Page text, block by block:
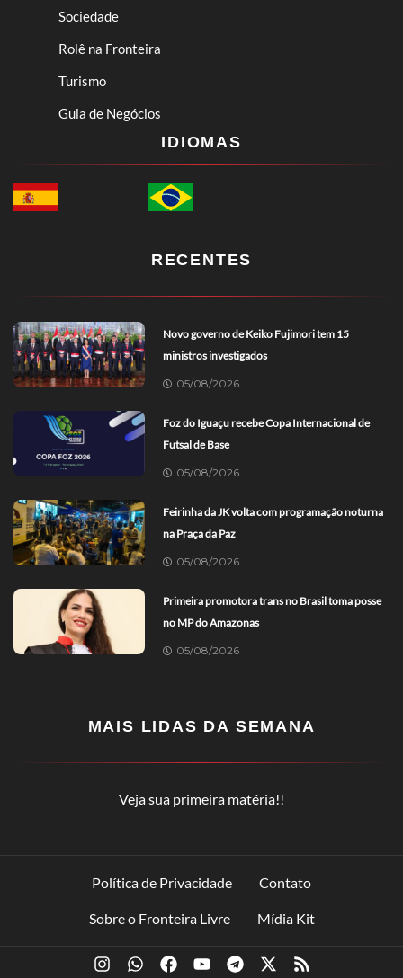
Sociedade
Rolê na Fronteira
Turismo
Guia de Negócios
IDIOMAS
RECENTES
Novo governo de Keiko Fujimori tem 15
ministros investigados
05/08/2026
Foz do Iguaçu recebe Copa Internacional de
Futsal de Base
05/08/2026
Feirinha da JK volta com programação noturna
na Praça da Paz
05/08/2026
Primeira promotora trans no Brasil toma posse
no MP do Amazonas
05/08/2026
MAIS LIDAS DA SEMANA
Veja sua primeira matéria!!
Política de Privacidade Contato
Sobre o Fronteira Livre Mídia Kit